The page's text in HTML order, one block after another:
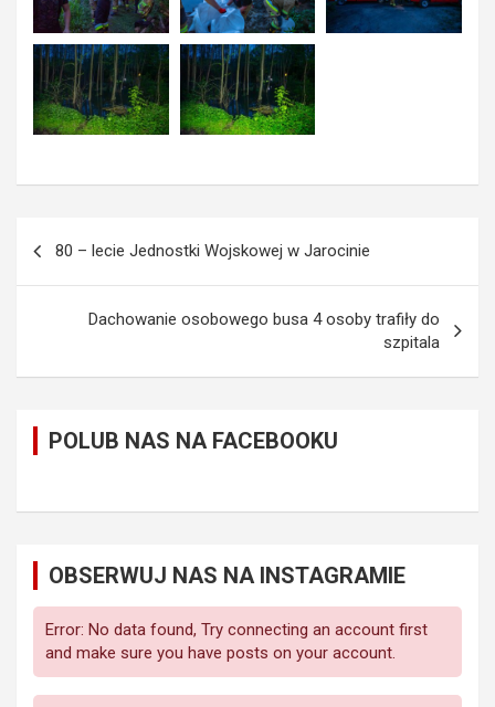
80 – lecie Jednostki Wojskowej w Jarocinie
Dachowanie osobowego busa 4 osoby trafiły do
szpitala
POLUB NAS NA FACEBOOKU
OBSERWUJ NAS NA INSTAGRAMIE
Error: No data found, Try connecting an account first
and make sure you have posts on your account.